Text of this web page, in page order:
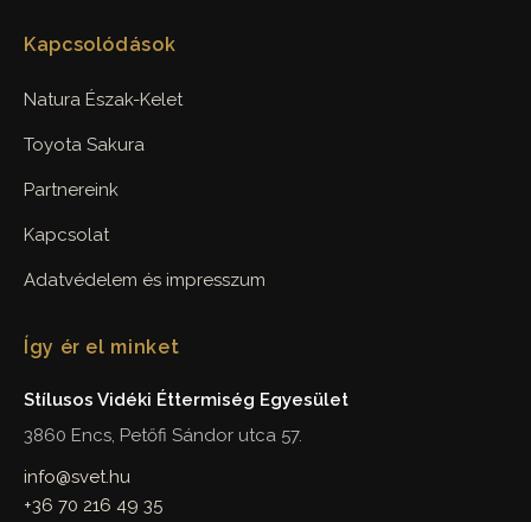
Kapcsolódások
Natura Észak-Kelet
Toyota Sakura
Partnereink
Kapcsolat
Adatvédelem és impresszum
Így ér el minket
Stílusos Vidéki Éttermiség Egyesület
3860 Encs, Petőfi Sándor utca 57.
info@svet.hu
+36 70 216 49 35